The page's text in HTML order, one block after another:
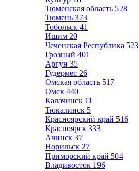
Тюменская область 528
Тюмень 373
Тобольск 41
Ишим 20
Чеченская Республика 523
Грозный 401
Аргун 35
Гудермес 26
Омская область 517
Омск 440
Калачинск 11
Тюкалинск 5
Красноярский край 516
Красноярск 333
Ачинск 37
Норильск 27
Приморский край 504
Владивосток 196